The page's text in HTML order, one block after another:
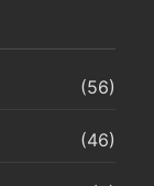
(56)
(46)